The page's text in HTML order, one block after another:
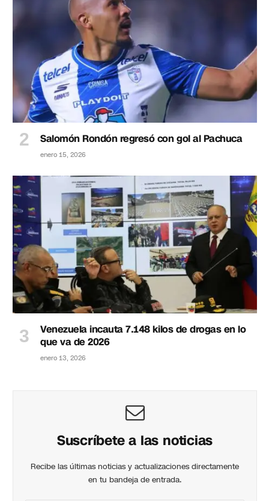
Salomón Rondón regresó con gol al Pachuca
enero 15, 2026
Venezuela incauta 7.148 kilos de drogas en lo
que va de 2026
enero 13, 2026
Suscríbete a las noticias
Recibe las últimas noticias y actualizaciones directamente
en tu bandeja de entrada.